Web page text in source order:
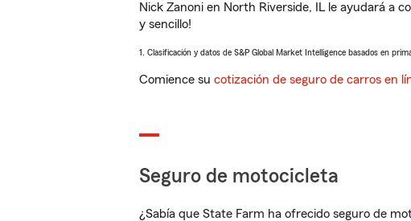
Nick Zanoni en North Riverside, IL le ayudará a
y sencillo!
1. Clasificación y datos de S&P Global Market Intelligence basados en
Comience su cotización de seguro de carros en
Seguro de motocicleta
¿Sabía que State Farm ha ofrecido seguro de